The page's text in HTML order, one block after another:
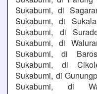
Sukabumi, di
Sukabumi, di
Sukabumi, di
Sukabumi, di
Sukabumi, di
Sukabumi, di
Sukabumi, di
Sukabumi, di